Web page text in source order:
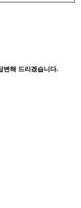
변해 드리겠습니다.